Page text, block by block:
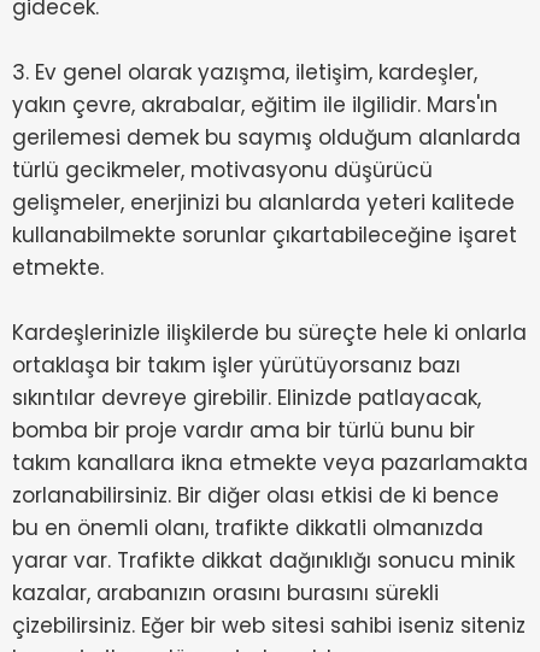
gidecek.
3. Ev genel olarak yazışma, iletişim, kardeşler,
yakın çevre, akrabalar, eğitim ile ilgilidir. Mars'ın
gerilemesi demek bu saymış olduğum alanlarda
türlü gecikmeler, motivasyonu düşürücü
gelişmeler, enerjinizi bu alanlarda yeteri kalitede
kullanabilmekte sorunlar çıkartabileceğine işaret
etmekte.
Kardeşlerinizle ilişkilerde bu süreçte hele ki onlarla
ortaklaşa bir takım işler yürütüyorsanız bazı
sıkıntılar devreye girebilir. Elinizde patlayacak,
bomba bir proje vardır ama bir türlü bunu bir
takım kanallara ikna etmekte veya pazarlamakta
zorlanabilirsiniz. Bir diğer olası etkisi de ki bence
bu en önemli olanı, trafikte dikkatli olmanızda
yarar var. Trafikte dikkat dağınıklığı sonucu minik
kazalar, arabanızın orasını burasını sürekli
çizebilirsiniz. Eğer bir web sitesi sahibi iseniz siteniz